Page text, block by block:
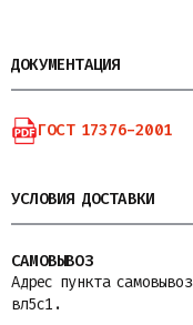
ДОКУМЕНТАЦИЯ
ГОСТ 17376-2001
УСЛОВИЯ ДОСТАВКИ
САМОВЫВОЗ
Адрес пункта
вл5с1.